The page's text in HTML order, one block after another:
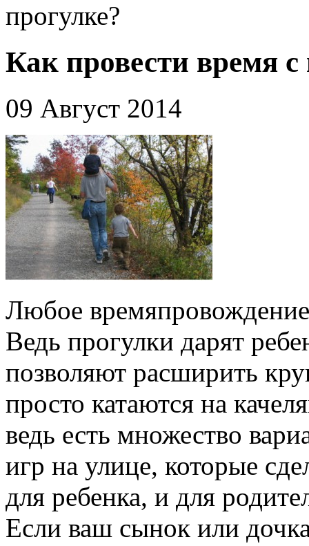
прогулке?
Как провести время с
09 Август 2014
Любое
Ведь прогулки дарят
позволяют расширить
просто катаются на
ведь есть множество
игр на улице, которые
для ребенка, и для
Если ваш сынок или